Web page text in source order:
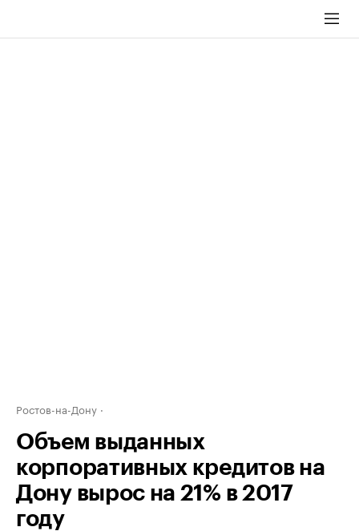
Ростов-на-Дону
Объем выданных
корпоративных кредитов на
Дону вырос на 21% в 2017
году